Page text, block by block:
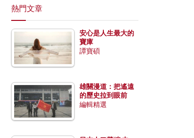
熱門文章
安心是人生最大的
寶庫
譚寶碩
雄關漫道：把遙遠
的歷史拉到眼前
編輯精選